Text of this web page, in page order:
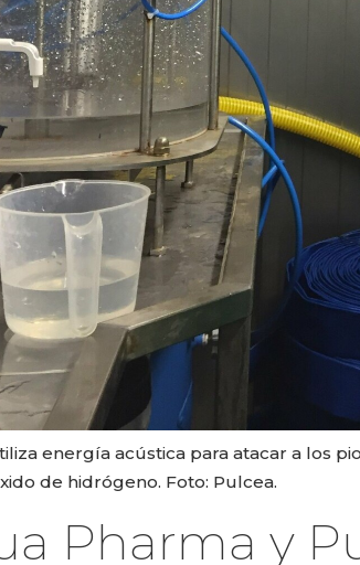
energía acústica para atacar a los
de hidrógeno. Foto: Pulcea.
Pharma y